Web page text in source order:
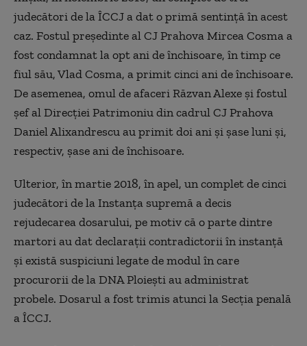
judecători de la ÎCCJ a dat o primă sentinţă în acest
caz. Fostul preşedinte al CJ Prahova Mircea Cosma a
fost condamnat la opt ani de închisoare, în timp ce
fiul său, Vlad Cosma, a primit cinci ani de închisoare.
De asemenea, omul de afaceri Răzvan Alexe şi fostul
şef al Direcţiei Patrimoniu din cadrul CJ Prahova
Daniel Alixandrescu au primit doi ani şi şase luni şi,
respectiv, şase ani de închisoare.
Ulterior, în martie 2018, în apel, un complet de cinci
judecători de la Instanţa supremă a decis
rejudecarea dosarului, pe motiv că o parte dintre
martori au dat declaraţii contradictorii în instanţă
şi există suspiciuni legate de modul în care
procurorii de la DNA Ploieşti au administrat
probele. Dosarul a fost trimis atunci la Secţia penală
a ÎCCJ.